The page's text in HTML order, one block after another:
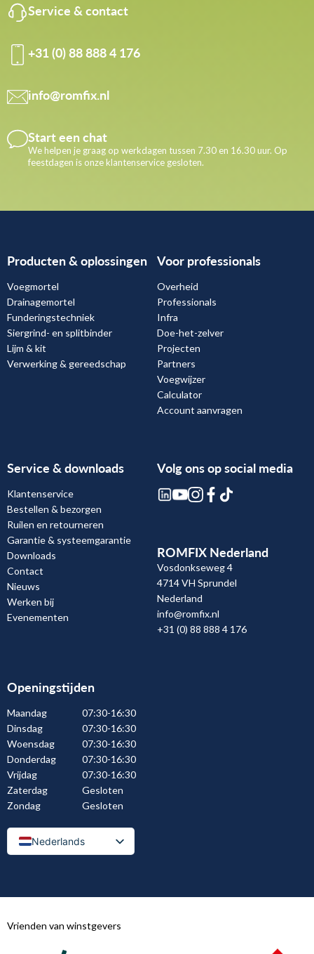
Service & contact
+31 (0) 88 888 4 176
info@romfix.nl
Start een chat
We helpen je graag op werkdagen tussen 7.30 en 16.30 uur. Op
feestdagen is onze klantenservice gesloten.
Producten & oplossingen
Voegmortel
Drainagemortel
Funderingstechniek
Siergrind- en splitbinder
Lijm & kit
Verwerking & gereedschap
Voor professionals
Overheid
Professionals
Infra
Doe-het-zelver
Projecten
Partners
Voegwijzer
Calculator
Account aanvragen
Service & downloads
Klantenservice
Bestellen & bezorgen
Ruilen en retourneren
Garantie & systeemgarantie
Downloads
Contact
Nieuws
Werken bij
Evenementen
Volg ons op social media
ROMFIX Nederland
Vosdonkseweg 4
4714 VH Sprundel
Nederland
info@romfix.nl
+31 (0) 88 888 4 176
Openingstijden
Maandag
07:30-16:30
Dinsdag
07:30-16:30
Woensdag
07:30-16:30
Donderdag
07:30-16:30
Vrijdag
07:30-16:30
Zaterdag
Gesloten
Zondag
Gesloten
Nederlands
Vrienden van winstgevers